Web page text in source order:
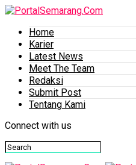
Home
Karier
Latest News
Meet The Team
Redaksi
Submit Post
Tentang Kami
Connect with us